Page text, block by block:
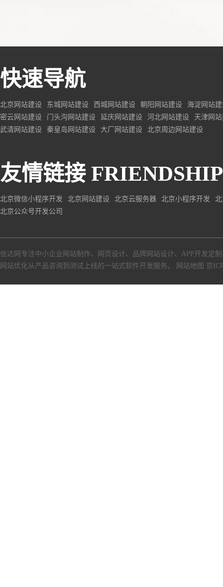
快速导航
北京网站建设 东城网站建设 西城网站建设 朝阳网站建设
海淀网站
密云网站建设
门头沟网站建设 延庆网站建设 河北网站建设
天津网
武清网站建设
秦皇岛网站建设 大厂网站建设 北京周边网站建设
友情链接
北京微信小程序开发 北京网站建设 北京云服务器 北京小程序开发
北京公众号开发公司
信达网专注中小企业网站制作、 网页设计、 品牌网站设计、 APP开发定制
网站优化从产品咨询到测试上线的一站式软件开发服务。
网站地图 京